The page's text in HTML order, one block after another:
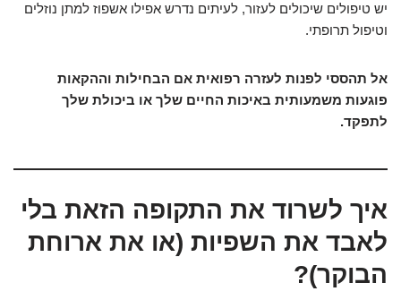
יש טיפולים שיכולים לעזור, לעיתים נדרש אפילו אשפוז למתן נוזלים
וטיפול תרופתי.
אל תהססי לפנות לעזרה רפואית אם הבחילות וההקאות
פוגעות משמעותית באיכות החיים שלך או ביכולת שלך
לתפקד.
איך לשרוד את התקופה הזאת בלי
לאבד את השפיות (או את ארוחת
הבוקר)?